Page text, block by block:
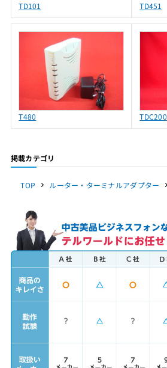
TD101 TD451
T480 TDC200
掲載カテゴリ
TOP ルーター・ターミナルアダプター